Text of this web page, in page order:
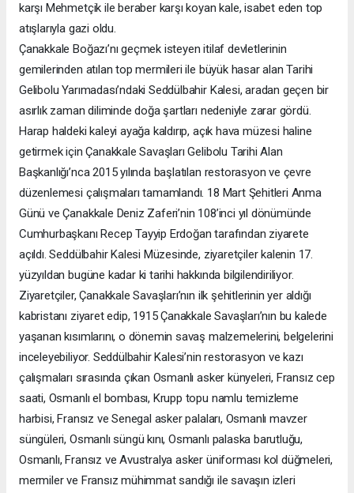
karşı Mehmetçik ile beraber karşı koyan kale, isabet eden top
atışlarıyla gazi oldu.
Çanakkale Boğazı’nı geçmek isteyen itilaf devletlerinin
gemilerinden atılan top mermileri ile büyük hasar alan Tarihi
Gelibolu Yarımadası’ndaki Seddülbahir Kalesi, aradan geçen bir
asırlık zaman diliminde doğa şartları nedeniyle zarar gördü.
Harap haldeki kaleyi ayağa kaldırıp, açık hava müzesi haline
getirmek için Çanakkale Savaşları Gelibolu Tarihi Alan
Başkanlığı’nca 2015 yılında başlatılan restorasyon ve çevre
düzenlemesi çalışmaları tamamlandı. 18 Mart Şehitleri Anma
Günü ve Çanakkale Deniz Zaferi’nin 108’inci yıl dönümünde
Cumhurbaşkanı Recep Tayyip Erdoğan tarafından ziyarete
açıldı. Seddülbahir Kalesi Müzesinde, ziyaretçiler kalenin 17.
yüzyıldan bugüne kadar ki tarihi hakkında bilgilendiriliyor.
Ziyaretçiler, Çanakkale Savaşları’nın ilk şehitlerinin yer aldığı
kabristanı ziyaret edip, 1915 Çanakkale Savaşları’nın bu kalede
yaşanan kısımlarını, o dönemin savaş malzemelerini, belgelerini
inceleyebiliyor. Seddülbahir Kalesi’nin restorasyon ve kazı
çalışmaları sırasında çıkan Osmanlı asker künyeleri, Fransız cep
saati, Osmanlı el bombası, Krupp topu namlu temizleme
harbisi, Fransız ve Senegal asker palaları, Osmanlı mavzer
süngüleri, Osmanlı süngü kını, Osmanlı palaska barutluğu,
Osmanlı, Fransız ve Avustralya asker üniforması kol düğmeleri,
mermiler ve Fransız mühimmat sandığı ile savaşın izleri